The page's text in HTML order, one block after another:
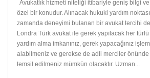
Avukatlık hizmeti niteliği itibariyle geniş bilgi
özel bir konudur. Alınacak hukuki yardım
zamanda deneyimi bulanan bir avukat tercihi
Londra Türk avukat ile gerek yapılacak her
yardım alma imkanınız, gerek yapacağınız
alabilmeniz ve gerekse de adli merciler önünde
temsil edilmeniz mümkün olacaktır. Uzman...